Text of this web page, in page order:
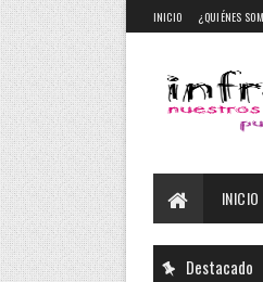
INICIO ¿QUIÉNES
INICIO
Destacado
AUSTRALIA